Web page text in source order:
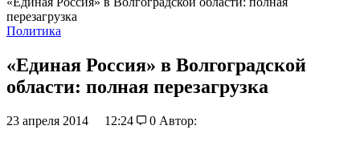
перезагрузка
Политика
«Единая Россия» в Волгоградской
области: полная перезагрузка
23 апреля 2014 12:24 0 Автор: